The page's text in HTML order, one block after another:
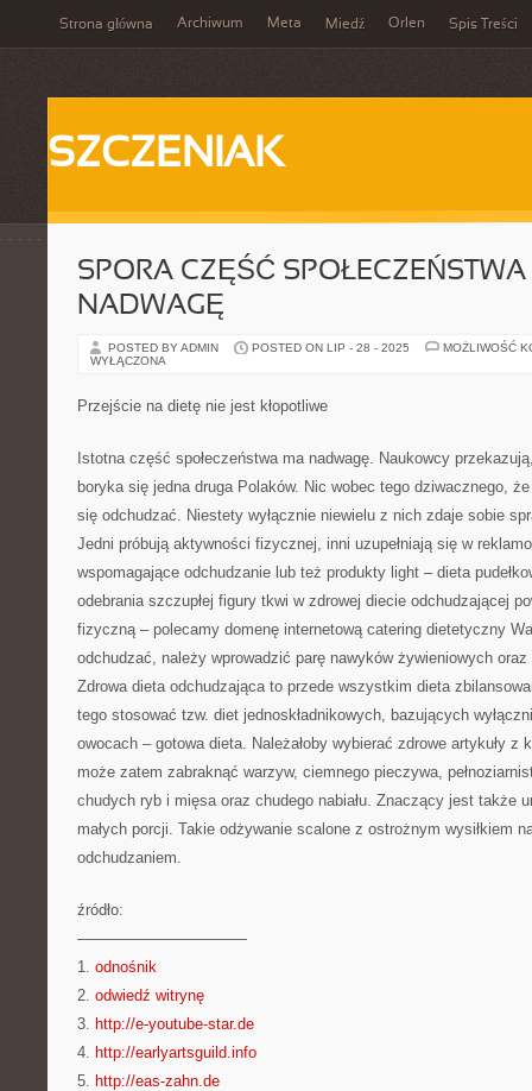
Strona główna Archiwum Meta Miedź Orlen Spis Treści
SZCZENIAK
SPORA CZĘŚĆ
NADWAGĘ
POSTED BY ADMIN POSTED ON LIP - 28 - 2025
MOŻLIWOŚĆ
WYŁĄCZONA
Przejście na dietę nie jest kłopotliwe
Istotna część społeczeństwa ma nadwagę. Naukowcy
boryka się jedna druga Polaków. Nic wobec tego dziwacznego,
się odchudzać. Niestety wyłącznie niewielu z nich zdaje sobie
Jedni próbują aktywności fizycznej, inni uzupełniają się w
wspomagające odchudzanie lub też produkty light – dieta
odebrania szczupłej figury tkwi w zdrowej diecie odchudzającej
fizyczną – polecamy domenę internetową catering dietetyczny
odchudzać, należy wprowadzić parę nawyków żywieniowych
Zdrowa dieta odchudzająca to przede wszystkim dieta
tego stosować tzw. diet jednoskładnikowych, bazujących
owocach – gotowa dieta. Należałoby wybierać zdrowe artykuły z
może zatem zabraknąć warzyw, ciemnego pieczywa,
chudych ryb i mięsa oraz chudego nabiału. Znaczący jest także
małych porcji. Takie odżywanie scalone z ostrożnym wysiłkiem
odchudzaniem.
źródło:
———————————
1. odnośnik
2. odwiedź witrynę
3. http://e-youtube-star.de
4. http://earlyartsguild.info
5. http://eas-zahn.de